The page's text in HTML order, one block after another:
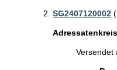
SG2407120002 (
Versendet